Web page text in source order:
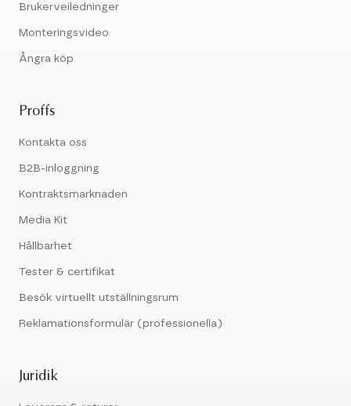
Brukerveiledninger
Monteringsvideo
Ångra köp
Proffs
Kontakta oss
B2B-inloggning
Kontraktsmarknaden
Media Kit
Hållbarhet
Tester & certifikat
Besök virtuellt utställningsrum
Reklamationsformulär (professionella)
Juridik